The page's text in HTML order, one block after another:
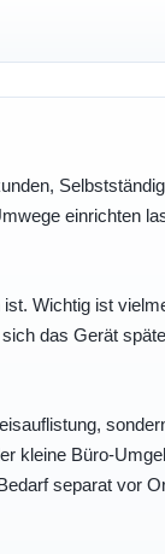
einrichten
Wichtig ist
das Gerät
kleine Büro-
separat vor